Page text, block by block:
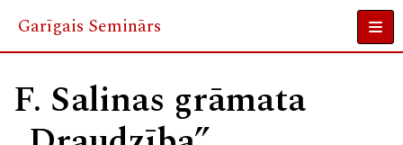
Skip
content
Garīgais Seminārs
F. Salinas grāmata